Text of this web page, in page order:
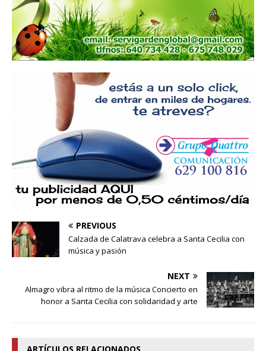
PREVIOUS
Calzada de Calatrava celebra a Santa Cecilia con
música y pasión
NEXT
Almagro vibra al ritmo de la música Concierto en
honor a Santa Cecilia con solidaridad y arte
ARTÍCULOS RELACIONADOS